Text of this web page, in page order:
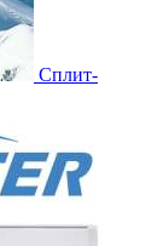
Сплит-